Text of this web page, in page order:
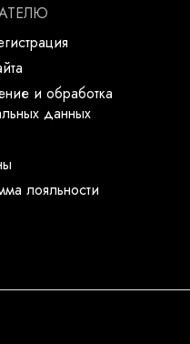
и обработка
данных
лояльности